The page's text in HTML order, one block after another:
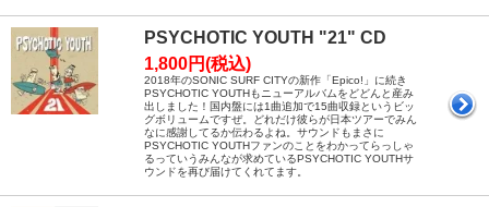
PSYCHOTIC YOUTH "21" CD
1,800円(税込)
2018年のSONIC SURF CITYの新作「Epico!」に続き
PSYCHOTIC YOUTHもニューアルバムをどどんと産み
出しました！国内盤には1曲追加で15曲収録というビッ
グボリュームですぜ。どれだけ彼らが日本ツアーでみん
なに感謝してるか伝わるよね。サウンドもまさに
PSYCHOTIC YOUTHファンのことをわかってらっしゃ
るっていうみんなが求めているPSYCHOTIC YOUTHサ
ウンドを再び届けてくれてます。